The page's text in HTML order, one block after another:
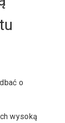
o
wysoką